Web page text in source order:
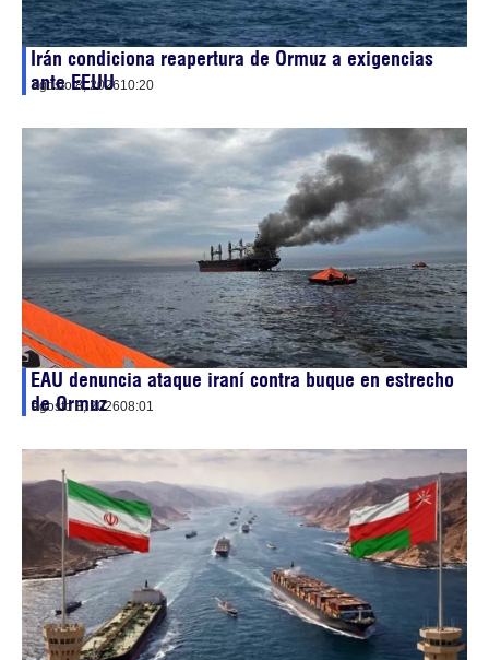
Irán condiciona reapertura de Ormuz a exigencias
ante EEUU
agosto 8, 202610:20
EAU denuncia ataque iraní contra buque en estrecho
de Ormuz
agosto 8, 202608:01